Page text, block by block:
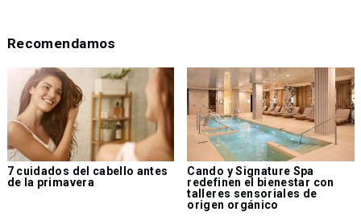
Recomendamos
7 cuidados del cabello antes
de la primavera
Cando y Signature Spa
redefinen el bienestar con
talleres sensoriales de
origen orgánico